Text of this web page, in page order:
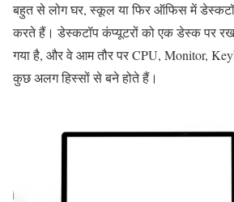
बहुत से लोग घर, स्कूल या फिर ऑफिस में
करते हैं। डेस्कटॉप कंप्यूटरों को एक डेस्क पर
गया है, और वे आम तौर पर CPU, Monitor,
कुछ अलग हिस्सों से बने होते हैं।